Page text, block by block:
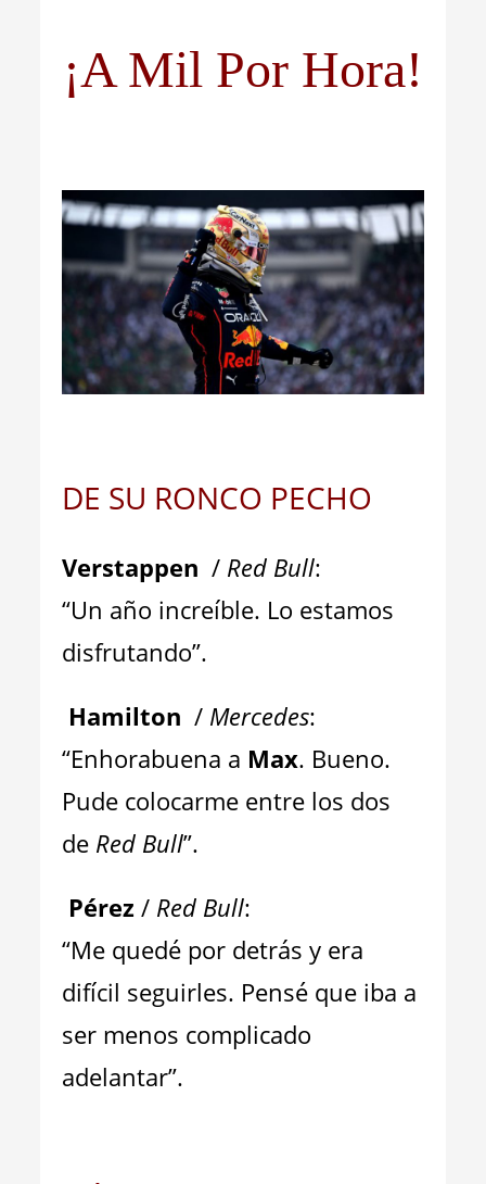
¡A Mil Por Hora!
DE SU RONCO PECHO
Verstappen / Red Bull:
“Un año increíble. Lo estamos
disfrutando”.
Hamilton / Mercedes:
“Enhorabuena a Max. Bueno.
Pude colocarme entre los dos
de Red Bull”.
Pérez / Red Bull:
“Me quedé por detrás y era
difícil seguirles. Pensé que iba a
ser menos complicado
adelantar”.